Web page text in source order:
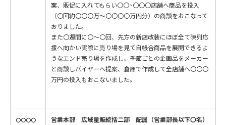
案、販促に入れてもらい〇〇~〇〇〇店舗へ商品を投入
（〇回約〇〇〇万～〇〇〇〇万円分）の商談をおこなって
おりました。
また〇週間に〇～〇回、先方の新店改装にほぼ全て陳列応
援へ向かい実際に売り場を見て自帳合商品を展開できるよ
うなエンド売り場を作成し、季節ごとの企画品をメーカー
と商談しバイヤーへ提案、倉庫で作成して全店舗へ〇〇〇
万円の投入もおこないました。
〇〇〇〇
営業本部 広域量販統括二部 配属（営業部長以下〇名）